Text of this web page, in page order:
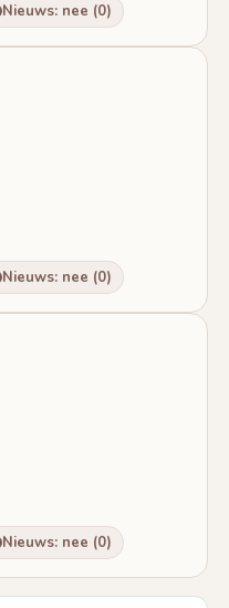
Nieuws: nee (0)
Nieuws: nee (0)
Nieuws: nee (0)